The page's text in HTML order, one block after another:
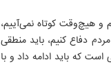
و هیچ‌وقت کوتاه نمی‌آییم،
دفاع کنیم، باید منطقی
که باید ادامه داد و با